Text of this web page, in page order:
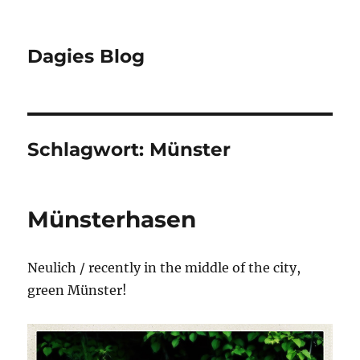
Dagies Blog
Schlagwort: Münster
Münsterhasen
Neulich / recently in the middle of the city,
green Münster!